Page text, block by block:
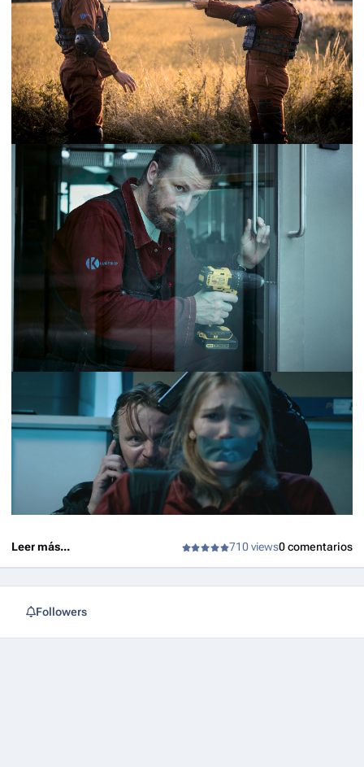
Leer más... 710 views0 comentarios
Followers